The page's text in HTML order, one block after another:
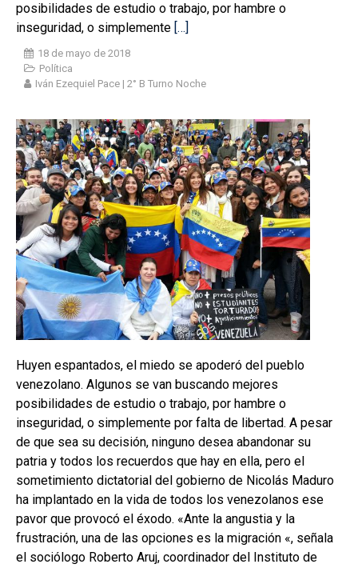
posibilidades de estudio o trabajo, por hambre o
inseguridad, o simplemente […]
18 de mayo de 2018
Política
Iván Ezequiel Pace | 2° B Turno Noche
Huyen espantados, el miedo se apoderó del pueblo
venezolano. Algunos se van buscando mejores
posibilidades de estudio o trabajo, por hambre o
inseguridad, o simplemente por falta de libertad. A pesar
de que sea su decisión, ninguno desea abandonar su
patria y todos los recuerdos que hay en ella, pero el
sometimiento dictatorial del gobierno de Nicolás Maduro
ha implantado en la vida de todos los venezolanos ese
pavor que provocó el éxodo. «Ante la angustia y la
frustración, una de las opciones es la migración «, señala
el sociólogo Roberto Aruj, coordinador del Instituto de